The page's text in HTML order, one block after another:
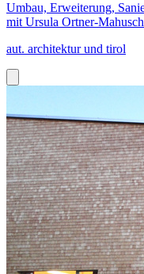
Umbau, Erweiterung,
mit Ursula Ortner-
aut. architektur und tirol